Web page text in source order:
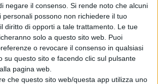
negare il consenso. Si rende noto che alcuni
personali possono non richiedere il tuo
diritto di opporti a tale trattamento. Le tue
solo a questo sito web. Puoi
o revocare il consenso in qualsiasi
su questo sito e facendo clic sul pulsante
pagina web.
che questo sito web/questa app utilizza uno
nel loro mondo e
scardinarlo dall’interno.